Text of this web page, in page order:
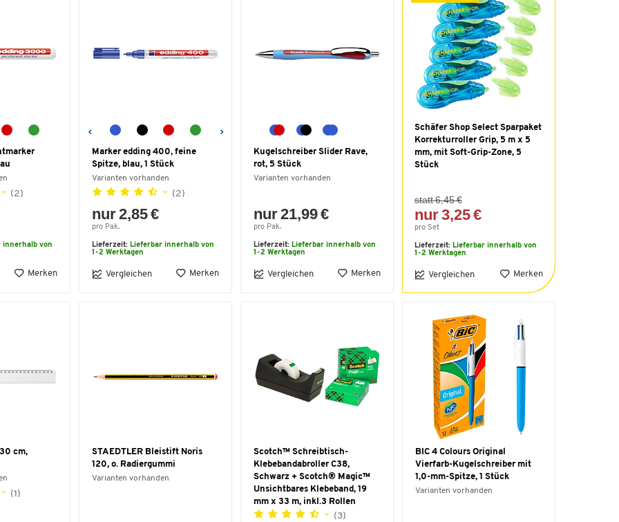
(2)
innerhalb von
Merken
Marker edding 400, feine
Spitze, blau, 1 Stück
Varianten vorhanden
(2)
nur 2,85 €
pro Pak.
Lieferzeit: Lieferbar innerhalb von
1-2 Werktagen
Vergleichen Merken
Kugelschreiber Slider Rave,
rot, 5 Stück
Varianten vorhanden
nur 21,99 €
pro Pak.
Lieferzeit: Lieferbar innerhalb von
1-2 Werktagen
Vergleichen Merken
Schäfer Shop Select Sparpaket
Korrekturroller Grip, 5 m x 5
mm, mit Soft-Grip-Zone, 5
Stück
statt 6,45 €
nur 3,25 €
pro Set
Lieferzeit: Lieferbar innerhalb von
1-2 Werktagen
Vergleichen Merken
cm,
(1)
STAEDTLER Bleistift Noris
120, o. Radiergummi
Varianten vorhanden
Scotch™ Schreibtisch-
Klebebandabroller C38,
Schwarz + Scotch® Magic™
Unsichtbares Klebeband, 19
mm x 33 m, inkl.3 Rollen
(3)
BIC 4 Colours Original
Vierfarb-Kugelschreiber mit
1,0-mm-Spitze, 1 Stück
Varianten vorhanden